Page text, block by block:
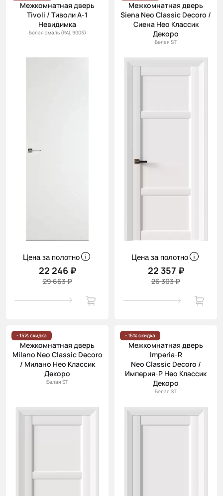
Межкомнатная дверь
Tivoli / Тиволи А-1
Невидимка
Белая эмаль (RAL 9003)
Цена за полотно
22 246 ₽
29 663 ₽
Межкомнатная дверь
Siena Neo Classic Decoro /
Сиена Нео Классик
Декоро
Белая ST
Цена за полотно
22 357 ₽
26 303 ₽
- 15% скидка
Межкомнатная дверь
Milano Neo Classic Decoro
/ Милано Нео Классик
Декоро
Белая ST
- 15% скидка
Межкомнатная дверь
Imperia-R
Neo Classic Decoro /
Империя-Р Нео Классик
Декоро
Белая ST